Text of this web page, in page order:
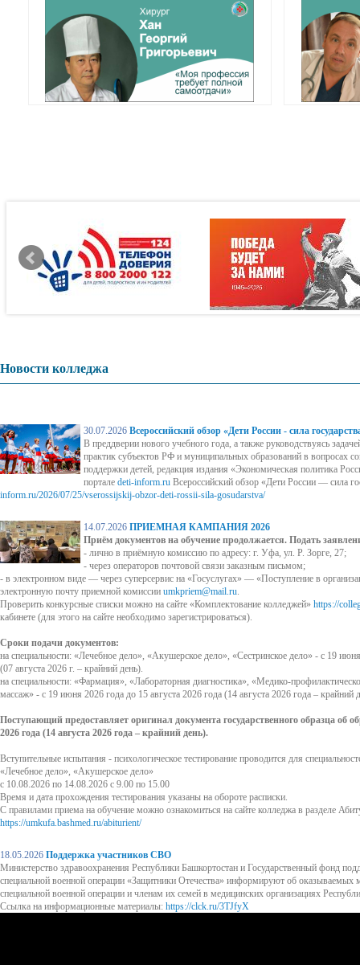
Новости колледжа
30.07.2026 Всероссийский обзор «Дети России - сила
В преддверии нового учебного года, а также руководствуясь
практик субъектов РФ и муниципальных образований в вопросах
поддержки детей, редакция издания «Экономическая политика
портале deti-inform.ru Всероссийский обзор «Дети России — сила
inform.ru/2026/07/25/vserossijskij-obzor-deti-rossii-sila-gosudarstva/
14.07.2026 ПРИЕМНАЯ КАМПАНИЯ 2026
Приём документов на обучение продолжается. Подать
- лично в приёмную комиссию по адресу: г. Уфа, ул. Р. Зорге, 27;
- через операторов почтовой связи заказным письмом;
- в электронном виде — через суперсервис на «Госуслугах» — «Поступление в
электронную почту приемной комиссии umkpriem@mail.ru.
Проверить конкурсные списки можно на сайте «Комплектование колледжей» https://
кабинете (для этого на сайте необходимо зарегистрироваться).
Сроки подачи документов:
на специальности: «Лечебное дело», «Акушерское дело», «Сестринское дело» - с 19
(07 августа 2026 г. – крайний день).
на специальности: «Фармация», «Лабораторная диагностика», «Медико-
массаж» - с 19 июня 2026 года до 15 августа 2026 года (14 августа 2026 года – крайний
Поступающий предоставляет оригинал документа государственного образца об
2026 года (14 августа 2026 года – крайний день).
Вступительные испытания - психологическое тестирование проводится для
«Лечебное дело», «Акушерское дело»
с 10.08.2026 по 14.08.2026 с 9.00 по 15.00
Время и дата прохождения тестирования указаны на обороте расписки.
С правилами приема на обучение можно ознакомиться на сайте колледжа в разделе
https://umkufa.bashmed.ru/abiturient/
18.05.2026 Поддержка участников СВО
Министерство здравоохранения Республики Башкортостан и Государственный фонд
специальной военной операции «Защитники Отечества» информируют об оказываемых
специальной военной операции и членам их семей в медицинских организациях
Ссылка на информационные материалы: https://clck.ru/3TJfyX